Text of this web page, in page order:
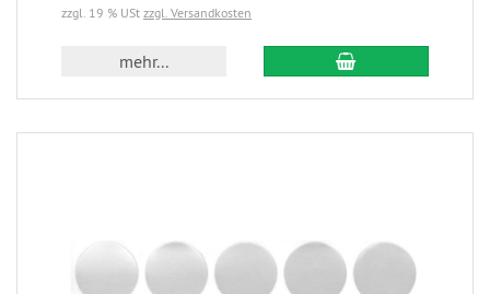
zzgl. 19 % USt zzgl. Versandkosten
mehr...